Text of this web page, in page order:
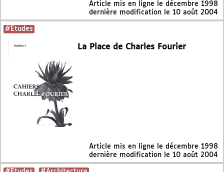
Article mis en ligne le décembre 1998
dernière modification le 10 août 2004
#Etudes
La Place de Charles Fourier
Article mis en ligne le décembre 1998
dernière modification le 10 août 2004